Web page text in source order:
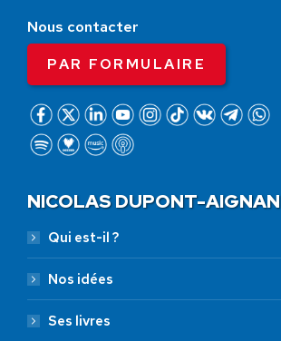
Nous contacter
PAR FORMULAIRE
NICOLAS DUPONT-AIGNAN
Qui est-il ?
Nos idées
Ses livres